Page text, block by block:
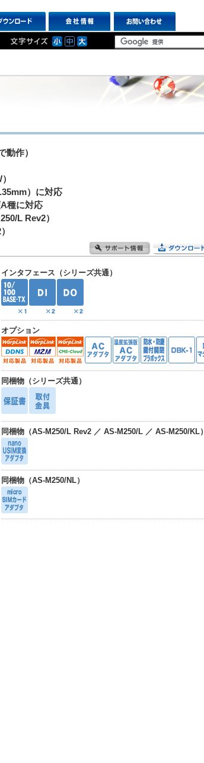
作）
）に対応
種に対応
L Rev2）
インタフェース（シリーズ共通）
オプション
同梱物（シリーズ共通）
同梱物（AS-M250/L Rev2 ／ AS-M250/L ／ AS-M250/KL）
同梱物（AS-M250/NL）